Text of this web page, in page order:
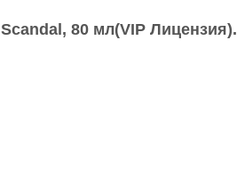
Scandal, 80 мл(VIP Лицензия).